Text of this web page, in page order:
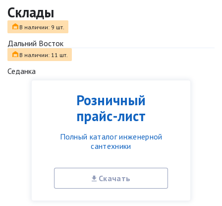
Розничный
прайс-лист
Полный каталог инженерной
сантехники
Скачать
Склады
В наличии: 9 шт.
Дальний Восток
В наличии: 11 шт.
Седанка